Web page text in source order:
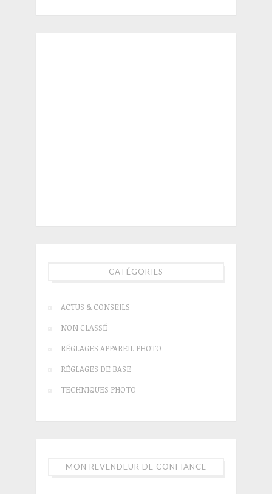
CATÉGORIES
ACTUS & CONSEILS
NON CLASSÉ
RÉGLAGES APPAREIL PHOTO
RÉGLAGES DE BASE
TECHNIQUES PHOTO
MON REVENDEUR DE CONFIANCE